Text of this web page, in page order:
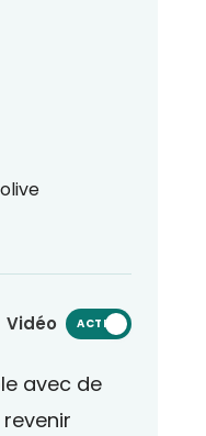
Vidéo ACTIVÉ
avec de